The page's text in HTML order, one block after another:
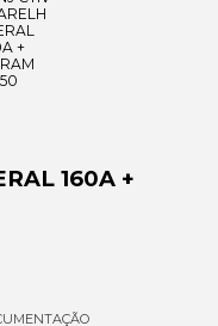
160A +